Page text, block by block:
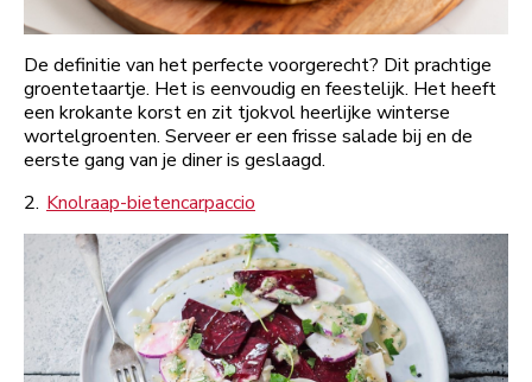
De definitie van het perfecte voorgerecht? Dit prachtige
groentetaartje. Het is eenvoudig en feestelijk. Het heeft
een krokante korst en zit tjokvol heerlijke winterse
wortelgroenten. Serveer er een frisse salade bij en de
eerste gang van je diner is geslaagd.
2. Knolraap-bietencarpaccio